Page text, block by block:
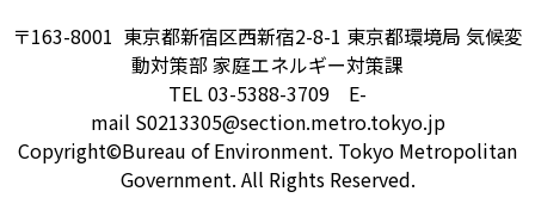
〒163-8001 東京都新宿区西新宿2-8-1 東京都環境局 気候変
動対策部 家庭エネルギー対策課
TEL 03-5388-3709 E-
mail S0213305@section.metro.tokyo.jp
Copyright©Bureau of Environment. Tokyo Metropolitan
Government. All Rights Reserved.